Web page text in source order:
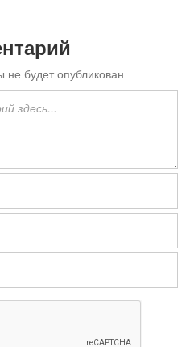
будет опубликован